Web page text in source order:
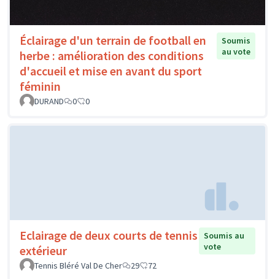
Éclairage d'un terrain de football en
herbe : amélioration des conditions
d'accueil et mise en avant du sport
féminin
Soumis
au vote
DURAND 0 0
Eclairage de deux courts de tennis
extérieur
Soumis au
vote
Tennis Bléré Val De Cher
29 72